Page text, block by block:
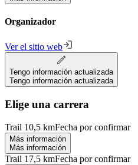
Organizador
Ver el sitio web
Tengo información actualizada
Tengo información actualizada
Elige una carrera
Trail 10,5 kmFecha por confirmar
Más información
Más información
Trail 17,5 kmFecha por confirmar